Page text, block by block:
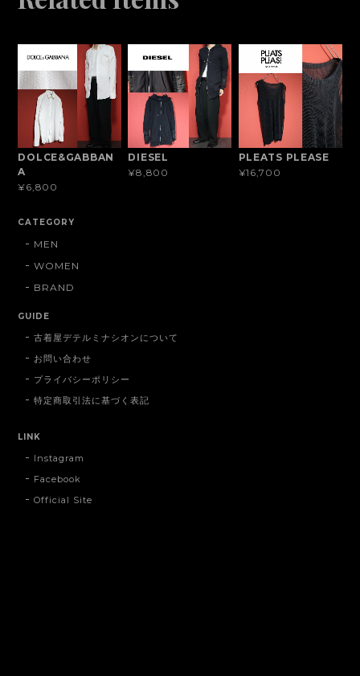
DOLCE&GABBAN
A
¥6,800
DIESEL
¥8,800
PLEATS PLEASE
¥16,700
CATEGORY
MEN
WOMEN
BRAND
GUIDE
古着屋デテルミナシオンについて
お問い合わせ
プライバシーポリシー
特定商取引法に基づく表記
LINK
Instagram
Facebook
Official Site